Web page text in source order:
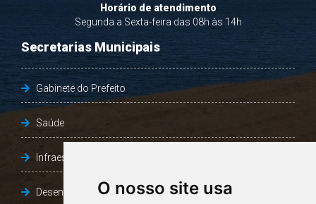
O nosso site usa
Horário de atendimento
Segunda a Sexta-feira das 08h às 14h
Secretarias Municipais
Gabinete do Prefeito
Saúde
Infraestrutura, Agricultura e Meio Ambiente
Desenvolvimento Social